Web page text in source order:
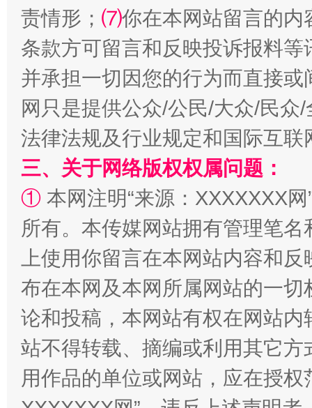
阿坝州三大球赛在茂县开幕 规模
国家大学科技园优化重塑工作
责情形； ⑺你在本网站留言的内
条款方可留言和反映投诉报料
并承担一切因您的行为而直接
网只是提供公众/公民/大众/民
法律法规及行业规定和国际互
三、关于网络版权权属问题：
① 本网注明“来源：XXXXXXX
所有。本传媒网站拥有管理笔
上使用你留言在本网站内容和
布在本网及本网所属网站的一
论和投稿，本网站有权在网站
站不得转载、摘编或利用其它
用作品的单位或网站，应在授